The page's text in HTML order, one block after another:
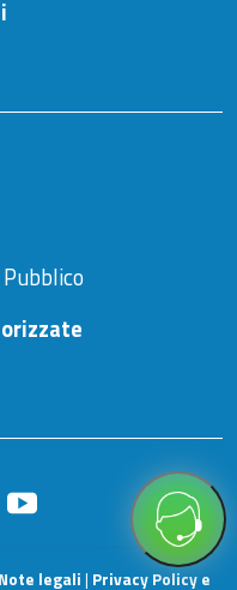
Note legali | Privacy Policy e